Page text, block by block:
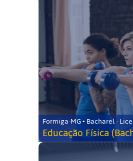
Formiga-MG • Bacharel -
Educação Física